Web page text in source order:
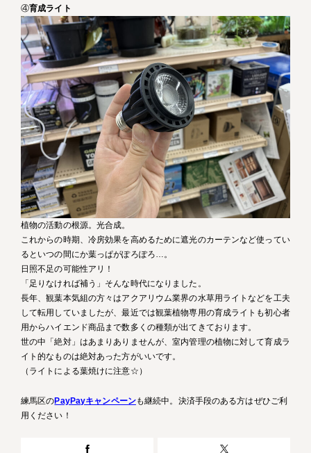
④育成ライト
植物の活動の根源。光合成。
これからの時期、冷房効果を高めるために遮光のカーテンなど使ってい
るといつの間にか葉っぱがぽろぽろ…。
日照不足の可能性アリ！
「足りなければ補う」そんな時代になりました。
長年、観葉本気組の方々はアクアリウム業界の水草用ライトなどを工夫
して転用していましたが、最近では観葉植物専用の育成ライトも初心者
用からハイエンド商品まで数多くの種類が出てきております。
世の中「絶対」はあまりありませんが、室内管理の植物に対して育成ラ
イト的なものは絶対あった方がいいです。
（ライトによる葉焼けに注意☆）
練馬区のPayPayキャンペーンも継続中。決済手段のある方はぜひご利
用ください！